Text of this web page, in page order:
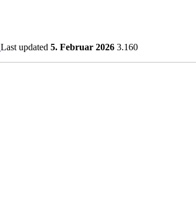
Last updated 5. Februar 2026 3.160